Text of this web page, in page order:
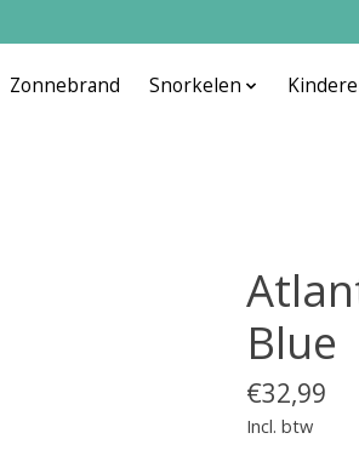
Zonnebrand Snorkelen
Blue
€32,99
Incl. btw